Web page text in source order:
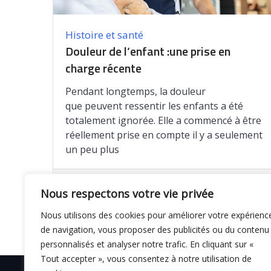
Nous respectons votre vie privée
Nous utilisons des cookies pour améliorer votre
de navigation, vous proposer des publicités ou du contenu
personnalisés et analyser notre trafic. En cliquant sur «
Tout accepter », vous consentez à notre utilisation de
Histoire et santé
Douleur de l’enfant :une prise en
charge récente
Pendant longtemps, la douleur
que peuvent ressentir les enfants a été
totalement ignorée. Elle a commencé à être
réellement prise en compte il y a seulement
un peu plus
Enregistrer